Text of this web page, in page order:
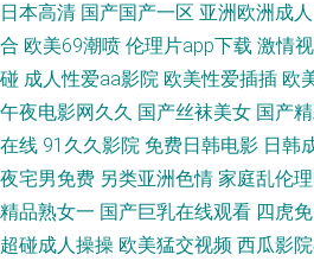
精品视频 日韩撸视频 亚洲ts另类 中文字幕
利视频蜜桃 欧美性爱主站 91大神论理少妇
亚洲另类春色 91偷拍网123 国产第七页 人
9 玖草资源站 色伊人婷婷 avttbt 人人超碰人
日本高清 国产国产一区 亚洲欧洲成人
合 欧美69潮喷 伦理片app下载 激情
碰 成人性爱aa影院 欧美性爱插插 欧
午夜电影网久久 国产丝袜美女 国产
在线 91久久影院 免费日韩电影 日韩
夜宅男免费 另类亚洲色情 家庭乱伦
精品熟女一 国产巨乳在线观看 四虎
超碰成人操操 欧美猛交视频 西瓜影